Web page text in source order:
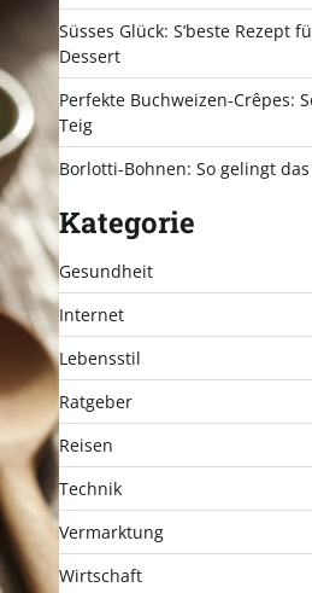
Süsses Glück: S’beste Rezept
Dessert
Perfekte Buchweizen-Crêpes:
Teig
Borlotti-Bohnen: So gelingt
Kategorie
Gesundheit
Internet
Lebensstil
Ratgeber
Reisen
Technik
Vermarktung
Wirtschaft